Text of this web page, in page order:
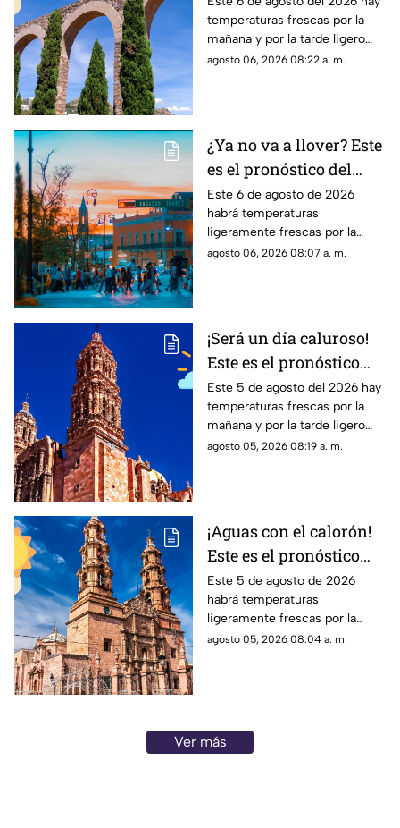
Zacatecas HOY jueves 6
de agosto
temperaturas frescas por la
mañana y por la tarde ligero
calor; el clima de hoy en
agosto 06, 2026 08:22 a. m.
¿Ya no va a llover? Este
es el pronóstico del
clima en
Aguascalientes hoy 6
de agosto
Este 6 de agosto de 2026
habrá temperaturas
ligeramente frescas por la
mañana y calor en el día; el
agosto 06, 2026 08:07 a. m.
¡Será un día caluroso!
Este es el pronóstico
del clima en Zacatecas
HOY miércoles 5 de
agosto
Este 5 de agosto del 2026 hay
temperaturas frescas por la
mañana y por la tarde ligero
calor; el clima de hoy en
agosto 05, 2026 08:19 a. m.
¡Aguas con el calorón!
Este es el pronóstico
del clima en
Aguascalientes hoy 4
de agosto
Este 5 de agosto de 2026
habrá temperaturas
ligeramente frescas por la
mañana y calor en el día; el
agosto 05, 2026 08:04 a. m.
Ver más